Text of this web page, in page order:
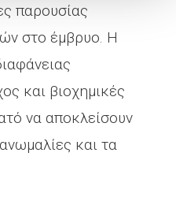
παρουσίας
στο έμβρυο. Η
και βιοχημικές
να αποκλείσουν
και τα